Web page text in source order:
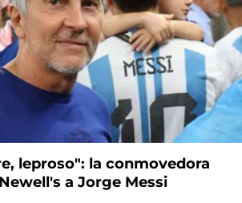
leproso": la conmovedora
a Jorge Messi